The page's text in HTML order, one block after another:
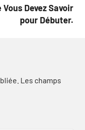
Devez Savoir
pour Débuter.
Les champs